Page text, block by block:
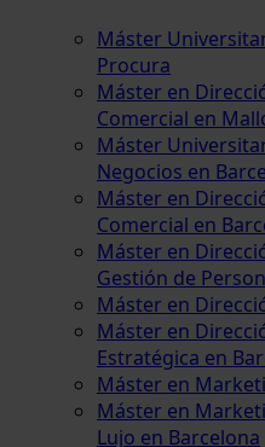
Máster
Procura
Máster en
Comercial en
Máster
Negocios en
Máster en
Comercial en
Máster en
Gestión de
Máster en
Máster en
Estratégica en
Máster en
Máster en
Lujo en Barcelona